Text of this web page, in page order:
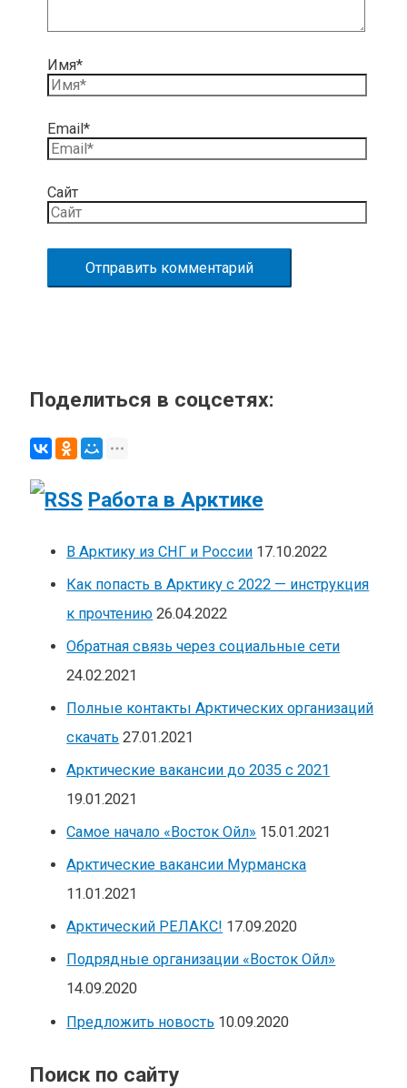
Имя*
Email*
Сайт
Поделиться в соцсетях:
Работа в Арктике
В Арктику из СНГ и России 17.10.2022
Как попасть в Арктику с 2022 — инструкция
к прочтению 26.04.2022
Обратная связь через социальные сети
24.02.2021
Полные контакты Арктических организаций
скачать 27.01.2021
Арктические вакансии до 2035 с 2021
19.01.2021
Самое начало «Восток Ойл» 15.01.2021
Арктические вакансии Мурманска
11.01.2021
Арктический РЕЛАКС! 17.09.2020
Подрядные организации «Восток Ойл»
14.09.2020
Предложить новость 10.09.2020
Поиск по сайту